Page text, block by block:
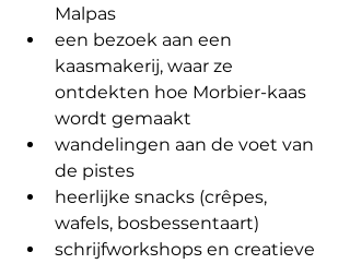
Malpas
een bezoek aan een
kaasmakerij, waar ze
ontdekten hoe Morbier-kaas
wordt gemaakt
wandelingen aan de voet van
de pistes
heerlijke snacks (crêpes,
wafels, bosbessentaart)
schrijfworkshops en creatieve